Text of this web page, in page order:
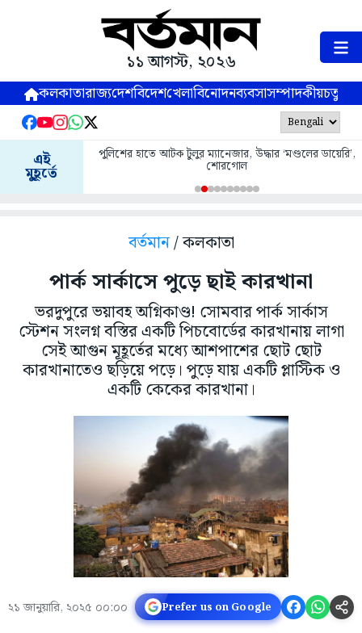
১১ আগস্ট, ২০২৬
কলকাতারাজ্যদেশবিদেশখেলাবিনোদনব্যবসাসম্পাদকীয়
এই
মুহূর্তে
পুলিশের হাতে আটক টুলুর ম্যানেজার, উদ্ধার ‘মণ্ডলের ডায়েরি’,
শোরগোল
বর্তমান/ কলকাতা
পার্ক সার্কাসে পুড়ে ছাই কারখানা
ভরদুপুরে ভয়াবহ অগ্নিকাণ্ড! সোমবার পার্ক সার্কাস
স্টেশন সংলগ্ন বস্তির একটি পিচবোর্ডের কারখানায় লাগা
সেই আগুন মূহূর্তের মধ্যে আশপাশের ছোট ছোট
কারখানাতেও ছড়িয়ে পড়ে। পুড়ে যায় একটি প্লাস্টিক ও
একটি কেকের কারখানা।
২১ জানুয়ারি, ২০২৫ ০০:০০ Prefer us on Google